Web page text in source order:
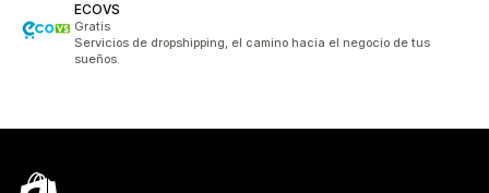
ECOVS
Gratis
Servicios de dropshipping, el camino hacia el negocio de tus
sueños.